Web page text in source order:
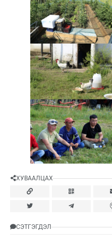
ХУВААЛЦАХ
СЭТГЭГДЭЛ